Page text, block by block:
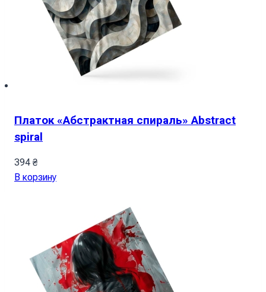
Платок «Абстрактная спираль» Abstract
spiral
394 ₴
В корзину